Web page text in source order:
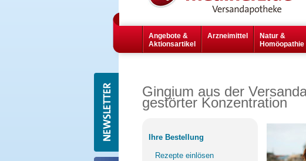
Angebote &
Aktionsartikel
Arzneimittel
Natur &
Homöopathie
Gingium aus der
gestörter Konzentration
Ihre Bestellung
Rezepte einlösen